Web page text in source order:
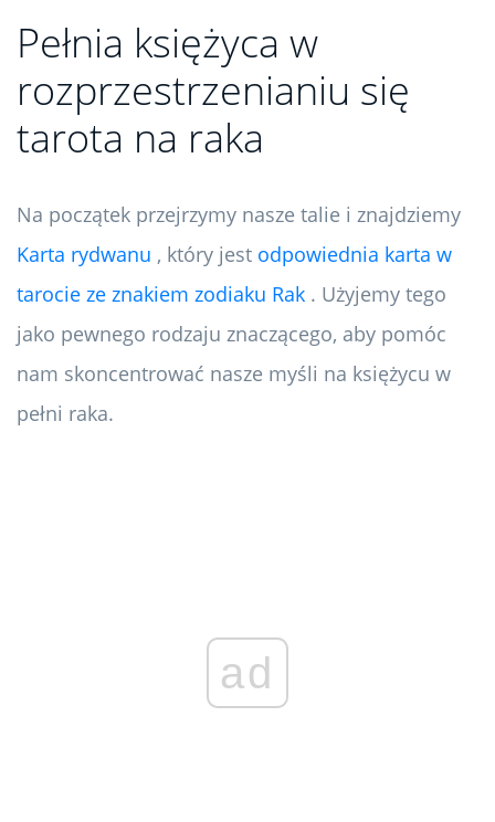
Pełnia księżyca w
rozprzestrzenianiu się
tarota na raka
Na początek przejrzymy nasze talie i znajdziemy
Karta rydwanu , który jest odpowiednia karta w
tarocie ze znakiem zodiaku Rak . Użyjemy tego
jako pewnego rodzaju znaczącego, aby pomóc
nam skoncentrować nasze myśli na księżycu w
pełni raka.
ad